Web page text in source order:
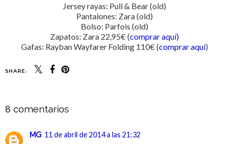
Jersey rayas: Pull & Bear (old)
Pantalones: Zara (old)
Bolso: Parfois (old)
Zapatos: Zara 22,95€ (comprar aquí)
Gafas: Rayban Wayfarer Folding 110€ (comprar aquí)
SHARE:
8 comentarios
MG 11 de abril de 2014 a las 21:32